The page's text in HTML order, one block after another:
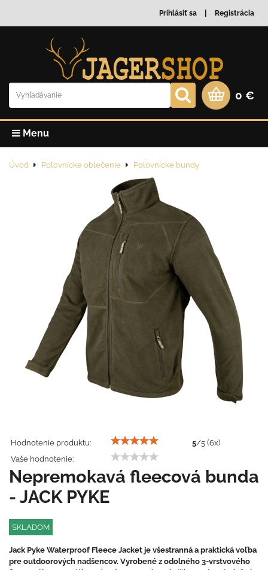
Prihlásiť sa Registrácia
0 €
Menu
Úvod Poľovnícke oblečenie Poľovnícke bundy
Hodnotenie produktu: 5/5 (6x)
Vaše hodnotenie:
Nepremokavá fleecová bunda
- JACK PYKE
SKLADOM
Jack Pyke Waterproof Fleece Jacket je všestranná a praktická voľba
pre outdoorových nadšencov. Vyrobené z odolného 3-vrstvového